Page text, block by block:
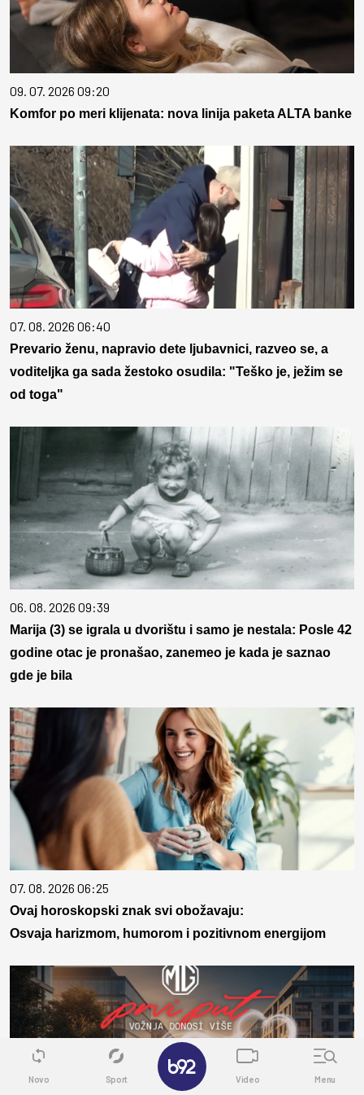
09. 07. 2026 09:20
Komfor po meri klijenata: nova linija paketa ALTA banke
07. 08. 2026 06:40
Prevario ženu, napravio dete ljubavnici, razveo se, a
voditeljka ga sada žestoko osudila: "Teško je, ježim se
od toga"
06. 08. 2026 09:39
Marija (3) se igrala u dvorištu i samo je nestala: Posle 42
godine otac je pronašao, zanemeo je kada je saznao
gde je bila
07. 08. 2026 06:25
Ovaj horoskopski znak svi obožavaju:
Osvaja harizmom, humorom i pozitivnom energijom
Novo Sport Video Menu
✕